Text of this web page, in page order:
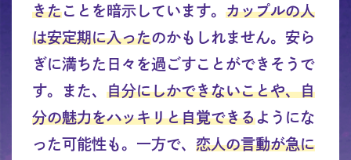
きたことを暗示しています。 カップルの人
は安定期に入ったのかもしれません。安ら
ぎに満ちた日々を過ごすことができそうで
す。また、 自分にしかできないことや、自
分の魅力をハッキリと自覚できるようにな
った可能性も。一方で、 恋人の言動が急に